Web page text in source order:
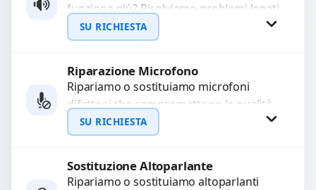
WhatsApp
funziona più? Risolviamo problemi legati
a moduli audio difettosi con interventi
precisi e componenti...
SU RICHIESTA
Richiedi Preventivo
WhatsApp
Riparazione Microfono
Ripariamo o sostituiamo microfoni
difettosi che compromettono la qualità
audio delle registrazioni o delle
chiamate. Diagnosi accurata e ricambi
SU RICHIESTA
Richiedi Preventivo
Sostituzione Altoparlante
Ripariamo o sostituiamo altoparlanti